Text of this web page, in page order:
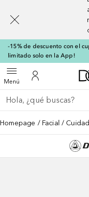
-15% de descuento con el
limitado solo en la App!
MenúAbrir menúMi cuenta
Regresar
Ejecutar búsqueda
Homepage Facial